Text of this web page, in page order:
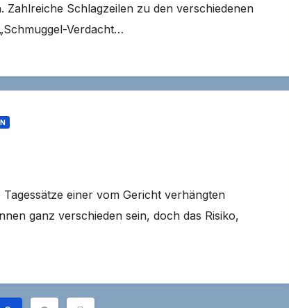
Schlagzeilen zu den verschiedenen
Verdacht…
einer vom Gericht verhängten
ganz verschieden sein, doch das Risiko,